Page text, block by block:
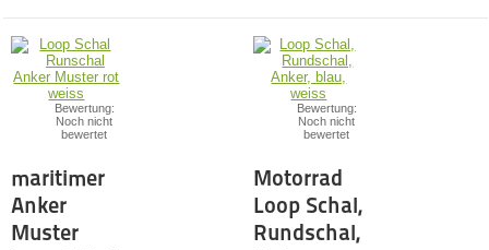
Bewertung:
Noch nicht
bewertet
maritimer
Anker
Muster
Bewertung:
Noch nicht
bewertet
Motorrad
Loop Schal,
Rundschal,